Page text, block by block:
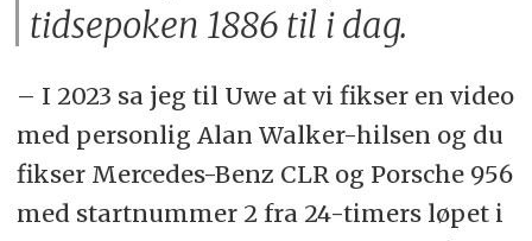
tidsepoken 1886 til i dag.
– I 2023 sa jeg til Uwe at vi fikser en video
med personlig Alan Walker-hilsen og du
fikser Mercedes-Benz CLR og Porsche 956
med startnummer 2 fra 24-timers løpet i